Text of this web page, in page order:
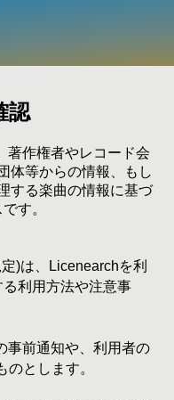
認
著作権者やレコード会
体等からの情報、もし
する楽曲の情報に基づ
す。
)は、Licenearchを利
利用方法や注意事
事前通知や、利用者の
とします。